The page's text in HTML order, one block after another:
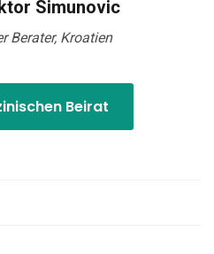
Simunovic
Berater, Kroatien
Beirat